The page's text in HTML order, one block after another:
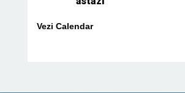
Vezi Calendar